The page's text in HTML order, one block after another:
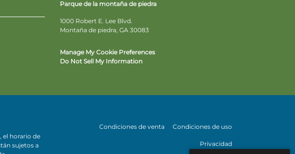
Parque de la montaña de piedra
1000 Robert E. Lee Blvd.
Montaña de piedra, GA 30083
Manage My Cookie Preferences
Do Not Sell My Information
el horario de
sujetos a
Condiciones de venta Condiciones de uso
Privacidad